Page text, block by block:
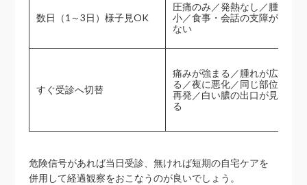
数日（1～3日）様子見OK
圧痛のみ／発熱なし／腫れ
小／食事・会話の支障が少
ない
すぐ受診へ切替
痛みが強まる／腫れが広が
る／夜に悪化／同じ部位で
再発／白い膿の出口が見え
る
危険信号があれば当日受診、無ければ短期の自宅ケアを
併用して経過観察をおこなうのが良いでしょう。